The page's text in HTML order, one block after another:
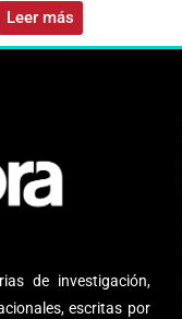
Leer más
de investigación,
escritas por